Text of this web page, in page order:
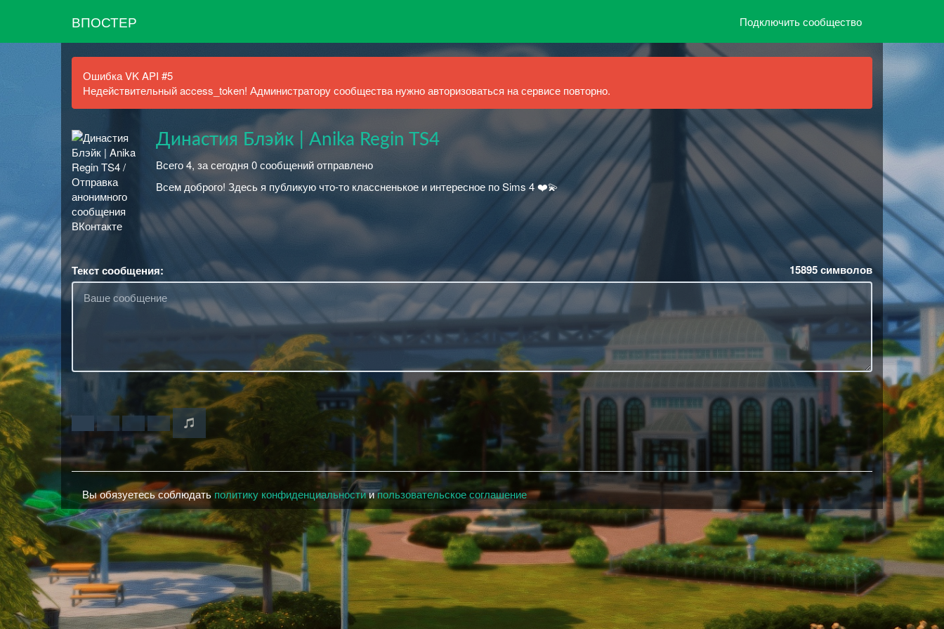
ВПОСТЕР Подключить сообщество
Ошибка VK API #5
Недействительный access_token! Администратору сообщества нужно авторизоваться на сервисе повторно.
Династия Блэйк | Anika Regin TS4
Всего 4, за сегодня 0 сообщений отправлено
Всем доброго! Здесь я публикую что-то классненькое и интересное по Sims 4 ❤️💫
Текст сообщения: 15895символов
Вы обязуетесь соблюдать политику конфиденциальностиипользовательское соглашение